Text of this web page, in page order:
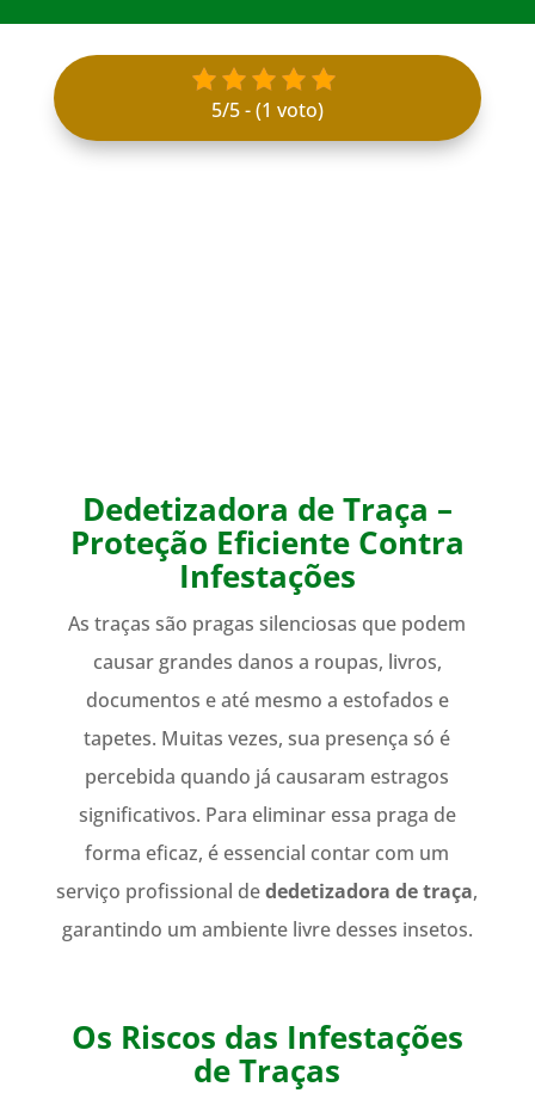
5/5 - (1 voto)
Dedetizadora de Traça –
Proteção Eficiente Contra
Infestações
As traças são pragas silenciosas que podem
causar grandes danos a roupas, livros,
documentos e até mesmo a estofados e
tapetes. Muitas vezes, sua presença só é
percebida quando já causaram estragos
significativos. Para eliminar essa praga de
forma eficaz, é essencial contar com um
serviço profissional dededetizadora de traça,
garantindo um ambiente livre desses insetos.
Os Riscos das Infestações
de Traças